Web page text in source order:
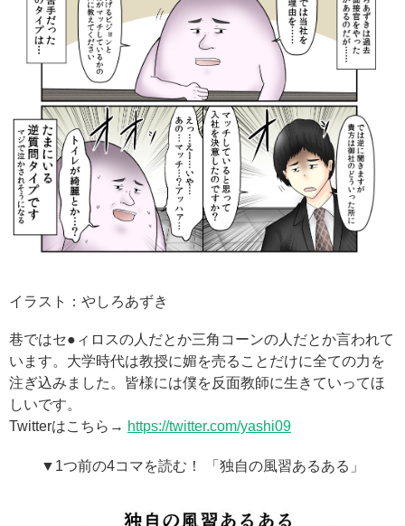
イラスト：やしろあずき
巷ではセ●ィロスの人だとか三角コーンの人だとか言われて
います。大学時代は教授に媚を売ることだけに全ての力を
注ぎ込みました。皆様には僕を反面教師に生きていってほ
しいです。
Twitterはこちら→ https://twitter.com/yashi09
▼1つ前の4コマを読む！ 「独自の風習あるある」